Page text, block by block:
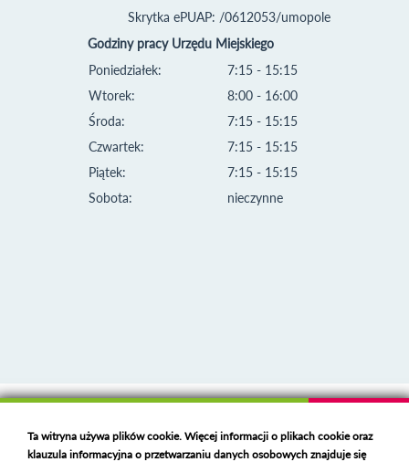
Skrytka ePUAP: /0612053/umopole
Godziny pracy Urzędu Miejskiego
Poniedziałek:
Wtorek:
Środa:
Czwartek:
Piątek:
Sobota:
7:15 - 15:15
8:00 - 16:00
7:15 - 15:15
7:15 - 15:15
7:15 - 15:15
nieczynne
Deklaracja dostępności
Ta witryna używa plików cookie. Więcej informacji o plikach cookie oraz
klauzula informacyjna o przetwarzaniu danych osobowych znajduje się